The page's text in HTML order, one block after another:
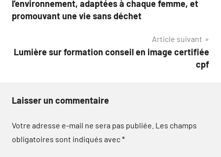
l’article
l’environnement, adaptées à chaque femme, et
promouvant une vie sans déchet
Article suivant
Lumière sur formation conseil en image certifiée
cpf
Laisser un commentaire
Votre adresse e-mail ne sera pas publiée. Les champs
obligatoires sont indiqués avec*